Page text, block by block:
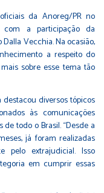
da Anoreg/PR no
com a participação da
Vecchia. Na ocasião,
a respeito do
sobre esse tema tão
diversos tópicos
às comunicações
todo o Brasil. “Desde a
já foram realizadas
pelo extrajudicial. Isso
em cumprir essas